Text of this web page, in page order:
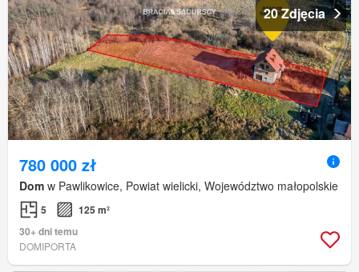
20 Zdjęcia
780 000 zł
Dom w Pawlikowice, Powiat wielicki, Województwo małopolskie
5
125 m²
30+ dni temu
DOMIPORTA